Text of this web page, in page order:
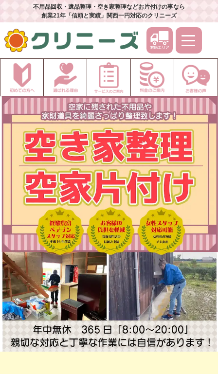
不用品回収・遺品整理・空き家整理などお片付けの事なら
創業21年「信頼と実績」関西一円対応のクリニーズ